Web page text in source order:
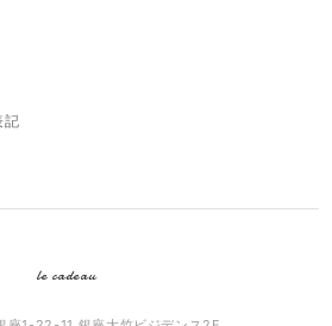
記
le cadeau